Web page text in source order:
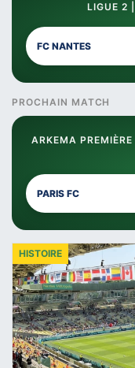
LIGUE 2
FC NANTES
PROCHAIN MATCH
ARKEMA
PARIS FC
HISTOIRE